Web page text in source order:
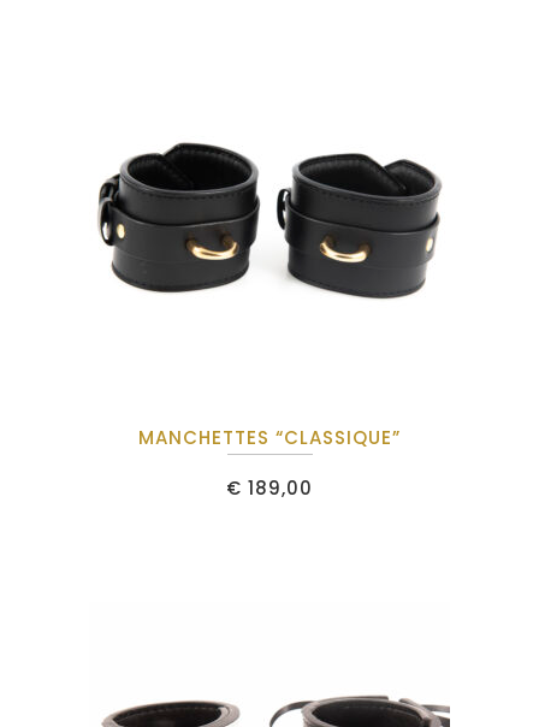
MANCHETTES “CLASSIQUE”
€ 189,00